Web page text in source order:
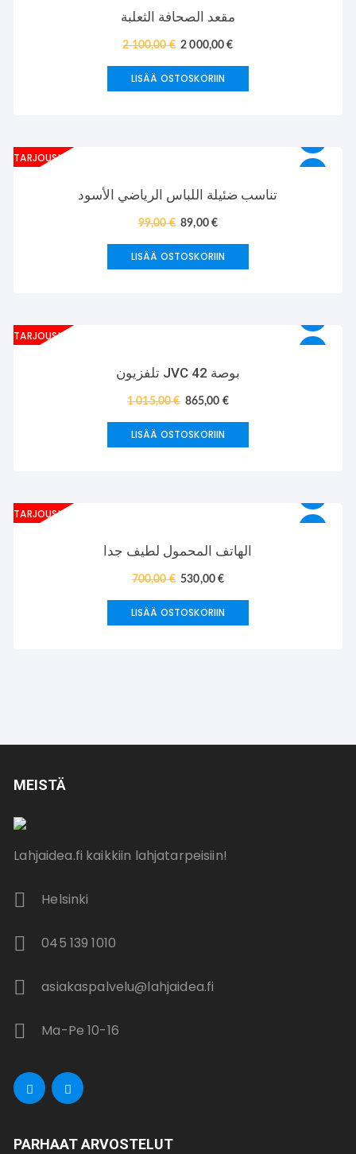
مقعد الصحافة الثعلبة
2 100,00€ 2 000,00€
LISÄÄ OSTOSKORIIN
TARJOUS!
تناسب ضئيلة اللباس الرياضي الأسود
99,00€ 89,00 €
LISÄÄ OSTOSKORIIN
TARJOUS!
تلفزيون JVC 42 بوصة
1 015,00€ 865,00 €
LISÄÄ OSTOSKORIIN
TARJOUS!
الهاتف المحمول لطيف جدا
700,00€ 530,00€
LISÄÄ OSTOSKORIIN
MEISTÄ
Lahjaidea.fi kaikkiin lahjatarpeisiin!
Helsinki
045 139 1010
asiakaspalvelu@lahjaidea.fi
Ma-Pe 10-16
PARHAAT ARVOSTELUT